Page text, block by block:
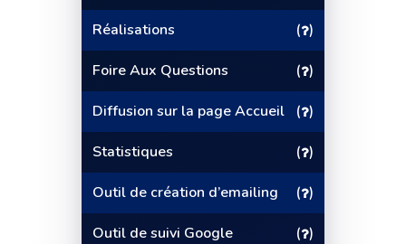
Réalisations ( )
Foire Aux Questions ( )
Diffusion sur la page Accueil ( )
Statistiques ( )
Outil de création d’emailing ( )
Outil de suivi Google ( )